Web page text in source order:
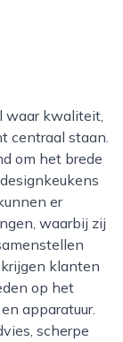
centraal staan.
om het brede
er
waarbij zij
klanten
op het
apparatuur.
scherpe